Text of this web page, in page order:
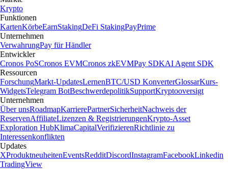
Krypto
Funktionen
KartenKörbeEarnStakingDeFi StakingPayPrime
Unternehmen
VerwahrungPay für Händler
Entwickler
Cronos PoSCronos EVMCronos zkEVMPay SDKAI Agent SDK
Ressourcen
ForschungMarkt-UpdatesLernenBTC/USD KonverterGlossarKurs-
WidgetsTelegram BotBeschwerdepolitikSupportKryptooversigt
Unternehmen
Über unsRoadmapKarrierePartnerSicherheitNachweis der
ReservenAffiliateLizenzen & RegistrierungenKrypto-Asset
Exploration HubKlimaCapitalVerifizierenRichtlinie zu
Interessenkonflikten
Updates
XProduktneuheitenEventsRedditDiscordInstagramFacebookLinkedin
TradingView